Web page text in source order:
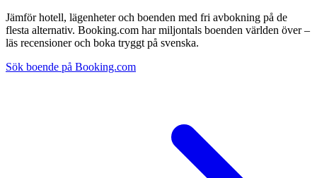
Jämför hotell, lägenheter och boenden med fri avbokning på de
flesta alternativ. Booking.com har miljontals boenden världen över –
läs recensioner och boka tryggt på svenska.
Sök boende på Booking.com